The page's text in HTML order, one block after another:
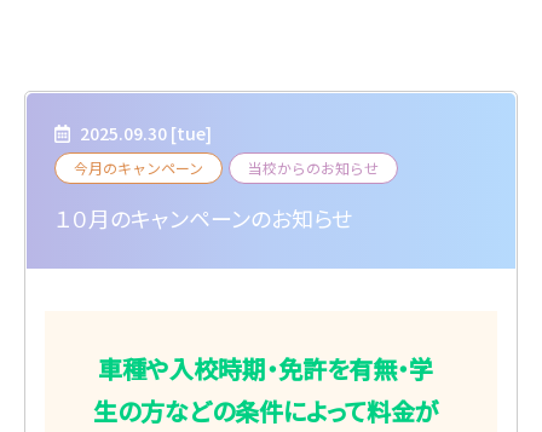
2025.09.30 [tue]
今月のキャンペーン 当校からのお知らせ
１０月のキャンペーンのお知らせ
車種や入校時期・免許を有無・学
生の方などの条件によって料金が